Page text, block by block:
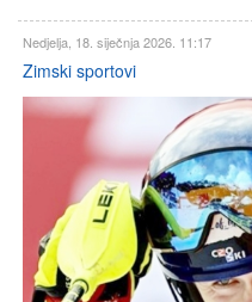
Nedjelja, 18. siječnja 2026. 11:17
Zimski sportovi